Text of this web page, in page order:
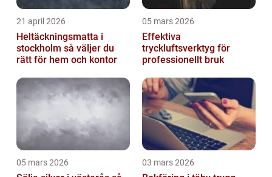
21 april 2026
Heltäckningsmatta i
stockholm så väljer du
rätt för hem och kontor
05 mars 2026
Effektiva
tryckluftsverktyg för
professionellt bruk
05 mars 2026 03 mars 2026